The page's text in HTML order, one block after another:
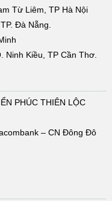
Từ Liêm, TP Hà Nội
Đà Nẵng.
Ninh Kiều, TP Cần Thơ.
PHÚC THIÊN LỘC
– CN Đông Đô